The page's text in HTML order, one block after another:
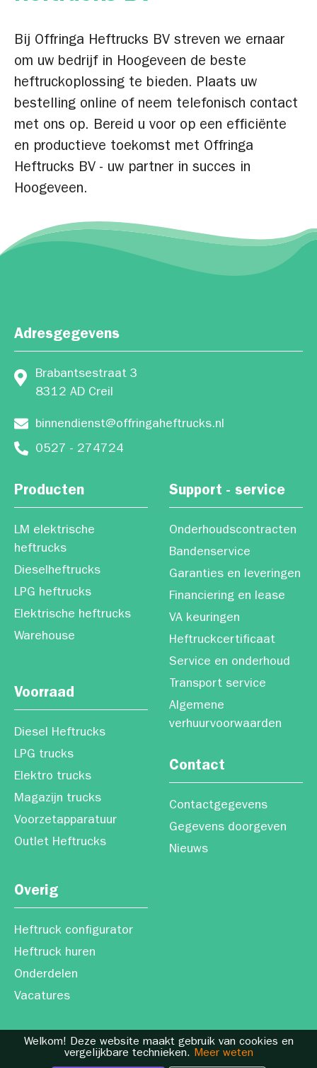
Bij Offringa Heftrucks BV streven we ernaar
om uw bedrijf in Hoogeveen de beste
heftruckoplossing te bieden. Plaats uw
bestelling online of neem telefonisch contact
met ons op. Bereid u voor op een efficiënte
en productieve toekomst met Offringa
Heftrucks BV - uw partner in succes in
Hoogeveen.
Producten
LM elektrische
heftrucks
Dieselheftrucks
LPG heftrucks
Elektrische heftrucks
Warehouse
Support - service
Onderhoudscontracten
Bandenservice
Garanties en leveringen
Financiering en lease
VA keuringen
Heftruckcertificaat
Service en onderhoud
Transport service
Algemene
verhuurvoorwaarden
Voorraad
Diesel Heftrucks
LPG trucks
Elektro trucks
Magazijn trucks
Voorzetapparatuur
Outlet Heftrucks
Contact
Contactgegevens
Gegevens doorgeven
Nieuws
Overig
Heftruck configurator
Heftruck huren
Onderdelen
Vacatures
Adresgegevens
Brabantsestraat 3
8312 AD Creil
binnendienst@offringaheftrucks.nl
0527 - 274724
Welkom! Deze website maakt gebruik van cookies en
vergelijkbare technieken. Meer weten